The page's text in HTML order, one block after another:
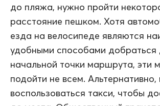
до пляжа, нужно пройти
расстояние пешком. Хотя
езда на велосипеде являются
удобными способами добраться
начальной точки маршрута, эти
подойти не всем.
воспользоваться такси, чтобы